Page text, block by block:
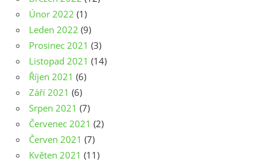
Únor 2022 (1)
Leden 2022 (9)
Prosinec 2021 (3)
Listopad 2021 (14)
Říjen 2021 (6)
Září 2021 (6)
Srpen 2021 (7)
Červenec 2021 (2)
Červen 2021 (7)
Květen 2021 (11)